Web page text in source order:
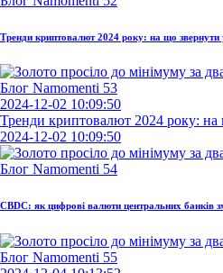
Тренди криптовалют 2024 року: на що звернути
2024-12-02 10:09:50
Тренди криптовалют 2024 року: на
2024-12-02 10:09:50
CBDC: як цифрові валюти центральних банків